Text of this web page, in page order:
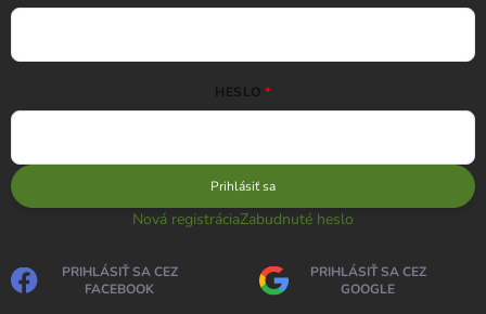
HESLO
Prihlásiť sa
Nová registráciaZabudnuté heslo
PRIHLÁSIŤ SA CEZ
FACEBOOK
PRIHLÁSIŤ SA CEZ
GOOGLE